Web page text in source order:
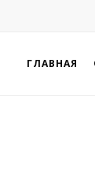
ГЛАВНАЯ